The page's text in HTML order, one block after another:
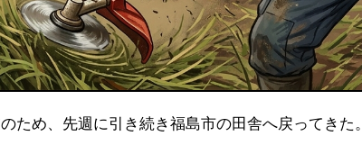
のため、先週に引き続き福島市の田舎へ戻ってきた。